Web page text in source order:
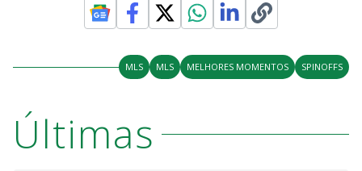
MLS MLS MELHORES MOMENTOS SPINOFFS
Últimas